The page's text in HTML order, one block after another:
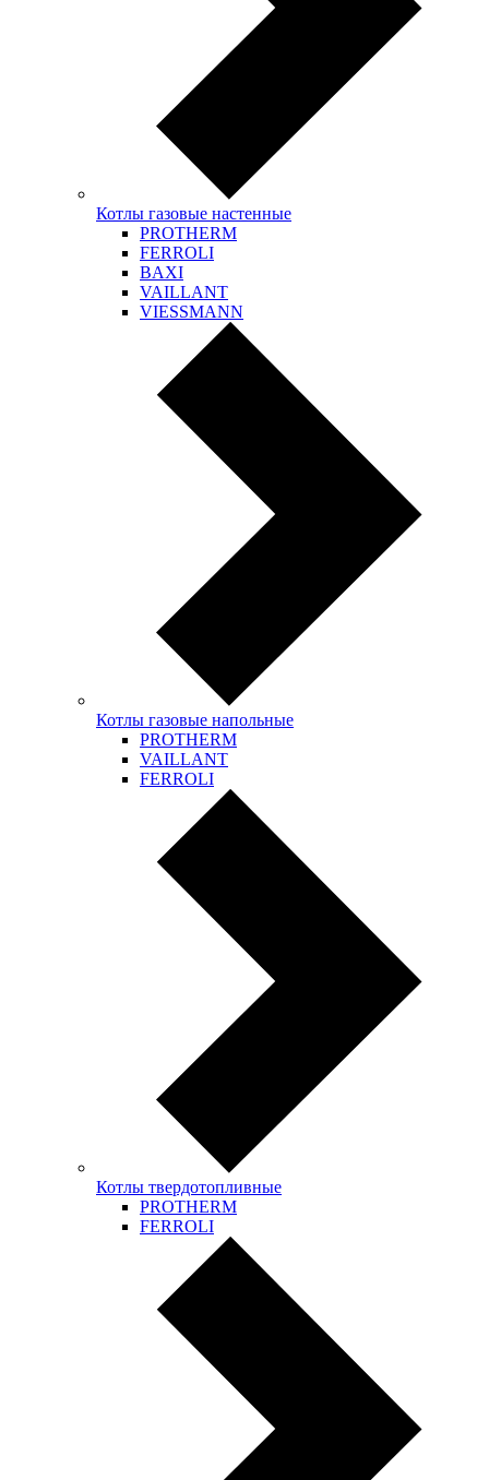
Котлы газовые настенные
PROTHERM
FERROLI
BAXI
VAILLANT
VIESSMANN
Котлы газовые напольные
PROTHERM
VAILLANT
FERROLI
Котлы твердотопливные
PROTHERM
FERROLI